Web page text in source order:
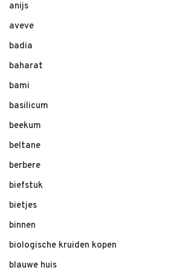
anijs
aveve
badia
baharat
bami
basilicum
beekum
beltane
berbere
biefstuk
bietjes
binnen
biologische kruiden kopen
blauwe huis